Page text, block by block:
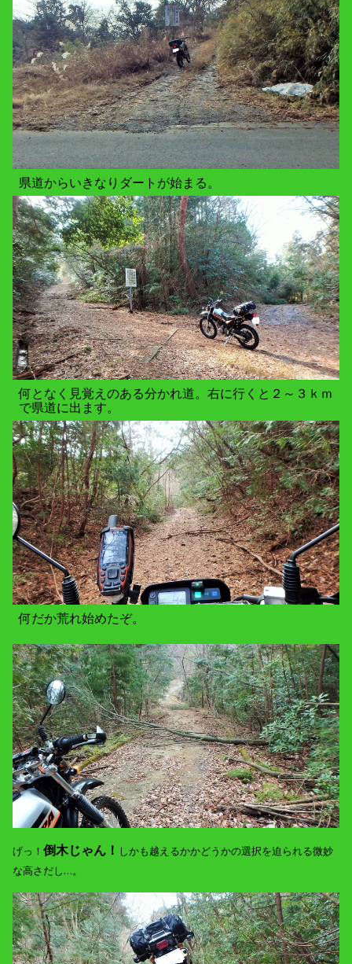
県道からいきなりダートが始まる。
何となく見覚えのある分かれ道。右に行くと２～３ｋｍ
で県道に出ます。
何だか荒れ始めたぞ。
げっ！ 倒木じゃん！ しかも越えるかかどうかの選択を迫られる微妙
な高さだし…。